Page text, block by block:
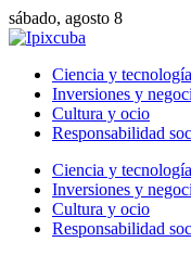
sábado, agosto 8
Ciencia y tecnología
Inversiones y
Cultura y ocio
Responsabilidad
Ciencia y tecnología
Inversiones y
Cultura y ocio
Responsabilidad